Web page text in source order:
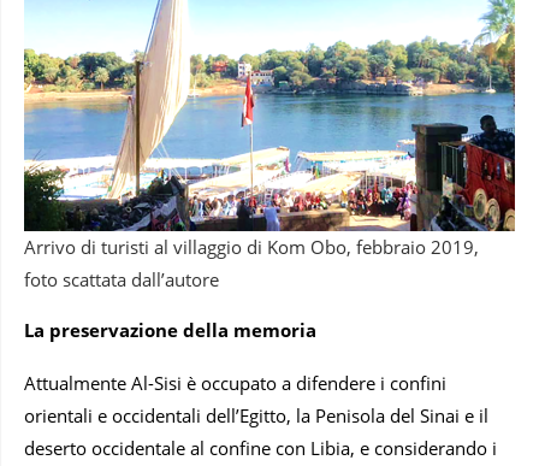
Arrivo di turisti al villaggio di Kom Obo, febbraio 2019,
foto scattata dall’autore
La preservazione della memoria
Attualmente Al-Sisi è occupato a difendere i confini
orientali e occidentali dell’Egitto, la Penisola del Sinai e il
deserto occidentale al confine con Libia, e considerando i